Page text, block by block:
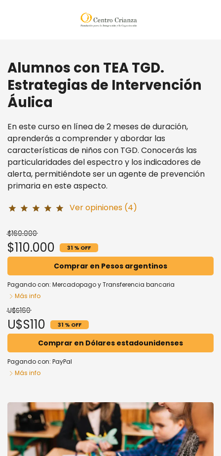
Alumnos con TEA TGD.
Estrategias de Intervención
Áulica
En este curso en línea de 2 meses de duración,
aprenderás a comprender y abordar las
características de niños con TGD. Conocerás las
particularidades del espectro y los indicadores de
alerta, permitiéndote ser un agente de prevención
primaria en este aspecto.
star star star star star Ver opiniones (4)
$160.000
$110.000 31 % OFF
Comprar en Pesos argentinos
Pagando con: MercadopagoyTransferencia bancaria
Más info
U$S160
U$S110 31 % OFF
Comprar en Dólares estadounidenses
Pagando con: PayPal
Más info